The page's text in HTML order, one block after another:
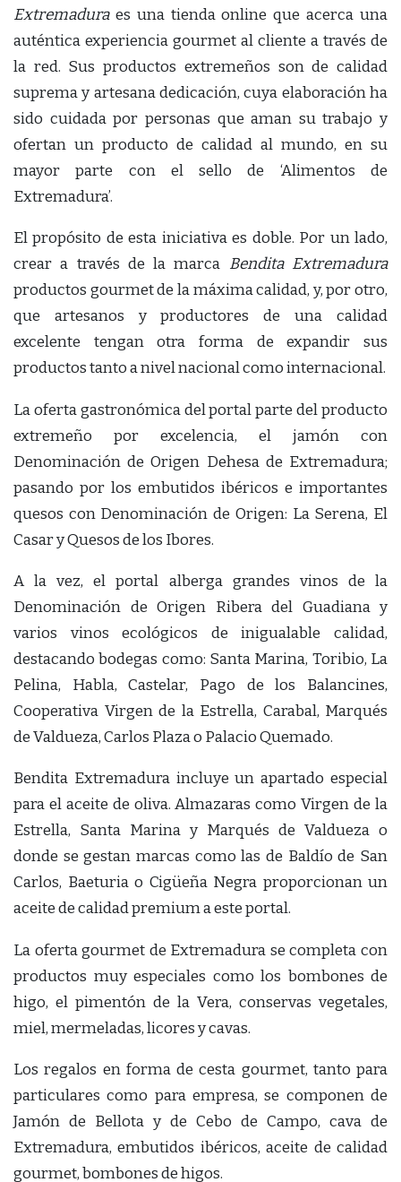
Extremaduraes una tienda online que acerca una
auténtica experiencia gourmet al cliente a través de
la red. Sus productos extremeños son de calidad
suprema y artesana dedicación, cuya elaboración ha
sido cuidada por personas que aman su trabajo y
ofertan un producto de calidad al mundo, en su
mayor parte con el sello de ‘Alimentos de
Extremadura’.
El propósito de esta iniciativa es doble. Por un lado,
crear a través de la marca Bendita Extremadura
productos gourmet de la máxima calidad, y, por otro,
que artesanos y productores de una calidad
excelente tengan otra forma de expandir sus
productos tanto a nivel nacional como internacional.
La oferta gastronómica del portal parte del producto
extremeño por excelencia, el jamón con
Denominación de Origen Dehesa de Extremadura;
pasando por los embutidos ibéricos e importantes
quesos con Denominación de Origen: La Serena, El
Casar y Quesos de los Ibores.
A la vez, el portal alberga grandes vinos de la
Denominación de Origen Ribera del Guadiana y
varios vinos ecológicos de inigualable calidad,
destacando bodegas como: Santa Marina, Toribio, La
Pelina, Habla, Castelar, Pago de los Balancines,
Cooperativa Virgen de la Estrella, Carabal, Marqués
de Valdueza, Carlos Plaza o Palacio Quemado.
Bendita Extremadura incluye un apartado especial
para el aceite de oliva. Almazaras como Virgen de la
Estrella, Santa Marina y Marqués de Valdueza o
donde se gestan marcas como las de Baldío de San
Carlos, Baeturia o Cigüeña Negra proporcionan un
aceite de calidad premium a este portal.
La oferta gourmet de Extremadura se completa con
productos muy especiales como los bombones de
higo, el pimentón de la Vera, conservas vegetales,
miel, mermeladas, licores y cavas.
Los regalos en forma de cesta gourmet, tanto para
particulares como para empresa, se componen de
Jamón de Bellota y de Cebo de Campo, cava de
Extremadura, embutidos ibéricos, aceite de calidad
gourmet, bombones de higos.